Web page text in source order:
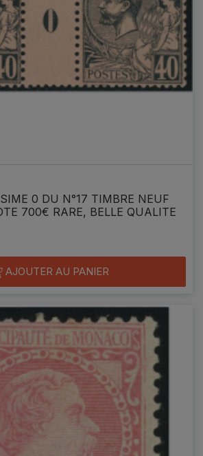
0 DU N°17 TIMBRE NEUF
700€ RARE, BELLE QUALITE
AJOUTER AU PANIER